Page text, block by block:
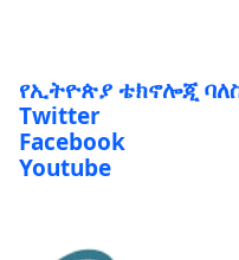
የኢትዮጵያ ቴክኖሎጂ
Twitter
Facebook
Youtube